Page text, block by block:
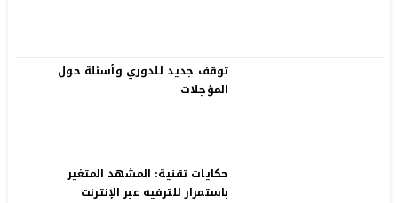
توقف جديد للدوري وأسئلة حول
المؤجلات
حكايات تقنية: المشهد المتغير
باستمرار للترفيه عبر الإنترنت